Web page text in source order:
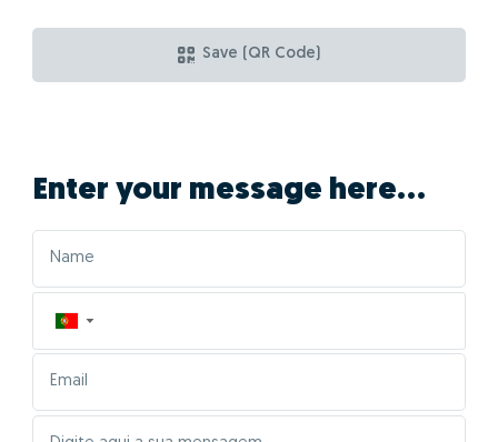
Save (QR Code)
Enter your message here...
▼